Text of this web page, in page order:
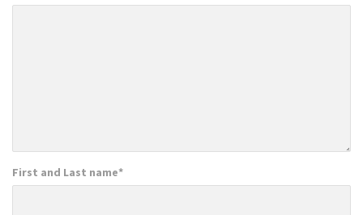
First and Last name*